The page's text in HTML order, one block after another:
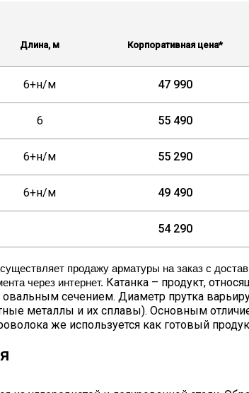
Длина, м Корпоративная цена*
6+н/м 47 990
6 55 490
6+н/м 55 290
6+н/м 49 490
54 290
продажу арматуры на заказ с
через интернет. Катанка – продукт,
сечением. Диаметр прутка
металлы и их сплавы). Основным
же используется как готовый